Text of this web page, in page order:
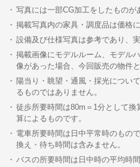
写真には一部CG加工をしたものが
掲載写真内の家具・調度品は価格
設備及び仕様写真は参考であり、
掲載画像にモデルルーム、モデル
像があった場合、今回販売の物件
陽当り・眺望・通風・採光につい
るものではありません。
徒歩所要時間は80m＝1分として
算によるものです。
電車所要時間は日中平常時のもの
換え・待ち時間は含みません。
バスの所要時間は日中時の平均時